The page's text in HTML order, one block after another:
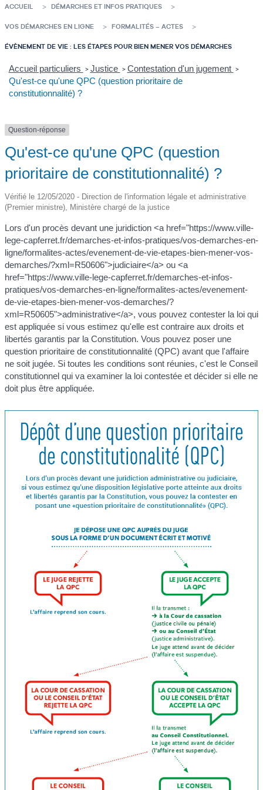
ACCUEIL DÉMARCHES ET INFOS PRATIQUES
VOS DÉMARCHES EN LIGNE FORMALITÉS – ACTES
ÉVÈNEMENT DE VIE : LES ÉTAPES POUR BIEN MENER VOS DÉMARCHES
Accueil particuliers > Justice > Contestation d'un jugement >
Qu'est-ce qu'une QPC (question prioritaire de
constitutionnalité) ?
Question-réponse
Qu'est-ce qu'une QPC (question
prioritaire de constitutionnalité) ?
Vérifié le 12/05/2020 - Direction de l'information légale et administrative
(Premier ministre), Ministère chargé de la justice
Lors d'un procès devant une juridiction <a href="https://www.ville-
lege-capferret.fr/demarches-et-infos-pratiques/vos-demarches-en-
ligne/formalites-actes/evenement-de-vie-etapes-bien-mener-vos-
demarches/?xml=R50606">judiciaire</a> ou <a
href="https://www.ville-lege-capferret.fr/demarches-et-infos-
pratiques/vos-demarches-en-ligne/formalites-actes/evenement-
de-vie-etapes-bien-mener-vos-demarches/?
xml=R50605">administrative</a>, vous pouvez contester la loi qui
est appliquée si vous estimez qu'elle est contraire aux droits et
libertés garantis par la Constitution. Vous pouvez poser une
question prioritaire de constitutionnalité (QPC) avant que l'affaire
ne soit jugée. Si toutes les conditions sont réunies, c'est le Conseil
constitutionnel qui va examiner la loi contestée et décider si elle ne
doit plus être appliquée.